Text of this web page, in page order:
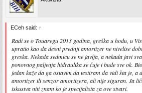
ECeh said: ↑
Radi se o Touaregu 2013 godina, greška u hodu, u
upratio kao da desni prednji amortizer ne nivelise
greska. Nekada sedmicu se ne javlja, a nekada javi
ponovnog paljenja hidraulika se čuje i bude sve ok.
jedan kaže da ga ostavim da testiram da vidi šta je, a
amortizer ili senzor amortizera, ali nije siguran. Ja
iskustva niti znam ko je specijalista za ove stvari.